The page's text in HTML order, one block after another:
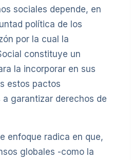
sociales depende, en
política de los
por la cual la
constituye un
la incorporar en sus
estos pactos
garantizar derechos de
enfoque radica en que,
globales -como la